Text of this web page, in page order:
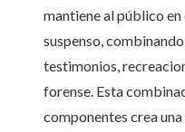
mantiene al público
suspenso,
testimonios,
forense. Esta
componentes crea